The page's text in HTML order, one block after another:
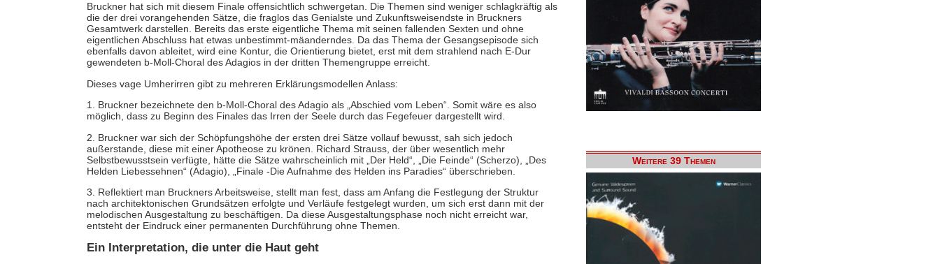
Bruckner hat sich mit diesem Finale offensichtlich schwergetan. Die Themen sind weniger schlagkräftig als
die der drei vorangehenden Sätze, die fraglos das Genialste und Zukunftsweisendste in Bruckners
Gesamtwerk darstellen. Bereits das erste eigentliche Thema mit seinen fallenden Sexten und ohne
eigentlichen Abschluss hat etwas unbestimmt-mäanderndes. Da das Thema der Gesangsepisode sich
ebenfalls davon ableitet, wird eine Kontur, die Orientierung bietet, erst mit dem strahlend nach E-Dur
gewendeten b-Moll-Choral des Adagios in der dritten Themengruppe erreicht.
Dieses vage Umherirren gibt zu mehreren Erklärungsmodellen Anlass:
1. Bruckner bezeichnete den b-Moll-Choral des Adagio als „Abschied vom Leben“. Somit wäre es also
möglich, dass zu Beginn des Finales das Irren der Seele durch das Fegefeuer dargestellt wird.
2. Bruckner war sich der Schöpfungshöhe der ersten drei Sätze vollauf bewusst, sah sich jedoch
außerstande, diese mit einer Apotheose zu krönen. Richard Strauss, der über wesentlich mehr
Selbstbewusstsein verfügte, hätte die Sätze wahrscheinlich mit „Der Held“, „Die Feinde“ (Scherzo), „Des
Helden Liebessehnen“ (Adagio), „Finale -Die Aufnahme des Helden ins Paradies“ überschrieben.
3. Reflektiert man Bruckners Arbeitsweise, stellt man fest, dass am Anfang die Festlegung der Struktur
nach architektonischen Grundsätzen erfolgte und Verläufe festgelegt wurden, um sich erst dann mit der
melodischen Ausgestaltung zu beschäftigen. Da diese Ausgestaltungsphase noch nicht erreicht war,
entsteht der Eindruck einer permanenten Durchführung ohne Themen.
Ein Interpretation, die unter die Haut geht
Weitere 39 Themen